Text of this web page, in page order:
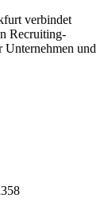
verbindet
Recruiting-
Unternehmen und